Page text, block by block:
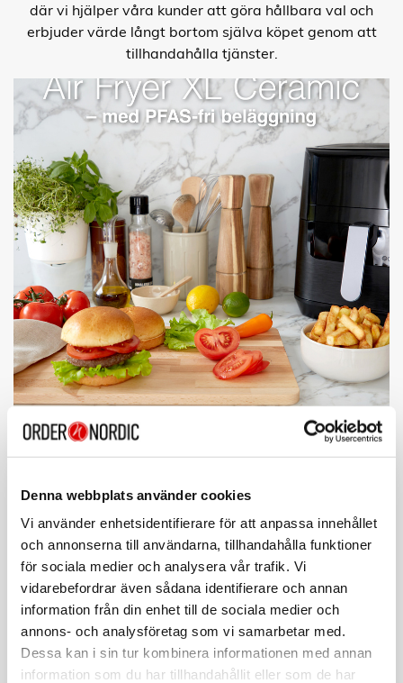
Denna webbplats använder cookies
Vi använder enhetsidentifierare för att anpassa innehållet
och annonserna till användarna, tillhandahålla funktioner
för sociala medier och analysera vår trafik. Vi
vidarebefordrar även sådana identifierare och annan
information från din enhet till de sociala medier och
annons- och analysföretag som vi samarbetar med.
Dessa kan i sin tur kombinera informationen med annan
information som du har tillhandahållit eller som de har
där vi hjälper våra kunder att göra hållbara val och
erbjuder värde långt bortom själva köpet genom att
tillhandahålla tjänster.